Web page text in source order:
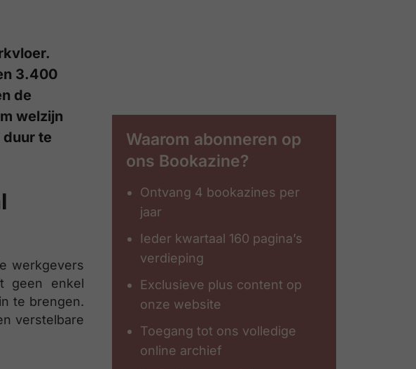
3.400
de
welzijn
te
werkgevers
geen enkel
te brengen.
verstelbare
Waarom abonneren op
ons Bookazine?
Ontvang 4 bookazines per
jaar
Ieder kwartaal 160 pagina’s
verdieping
Exclusieve plus content op
onze website
Toegang tot ons volledige
online archief